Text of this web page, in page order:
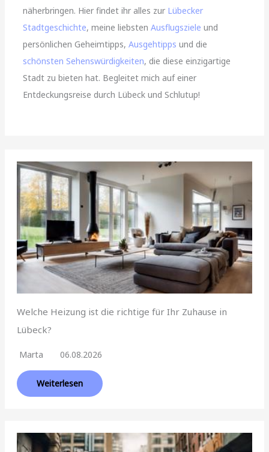
näherbringen. Hier findet ihr alles zur Lübecker
Stadtgeschichte, meine liebstenAusflugsziele und
persönlichen Geheimtipps,Ausgehtipps und die
schönsten Sehenswürdigkeiten, die diese einzigartige
Stadt zu bieten hat. Begleitet mich auf einer
Entdeckungsreise durch Lübeck und Schlutup!
Welche Heizung ist die richtige für Ihr Zuhause in
Lübeck?
Marta 06.08.2026
Weiterlesen